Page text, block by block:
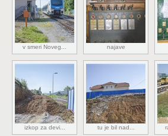
v smeri Noveg... najave
izkop za devi... tu je bil nad...